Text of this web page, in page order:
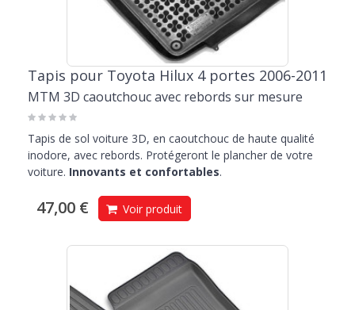
Tapis pour Toyota Hilux 4 portes 2006-2011
MTM 3D caoutchouc avec rebords sur mesure
Tapis de sol voiture 3D, en caoutchouc de haute qualité
inodore, avec rebords. Protégeront le plancher de votre
voiture. Innovants et confortables.
47,00 € Voir produit